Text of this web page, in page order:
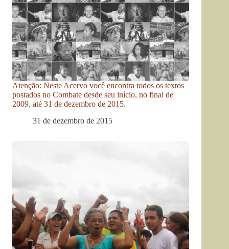
Atenção: Neste Acervo você encontra todos os textos
postados no Combate desde seu início, no final de
2009, até 31 de dezembro de 2015.
31 de dezembro de 2015